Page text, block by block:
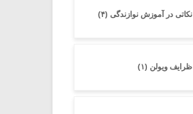
نکاتی در آموزش نوازندگی (۴)
ظرایف ویولن (۱)